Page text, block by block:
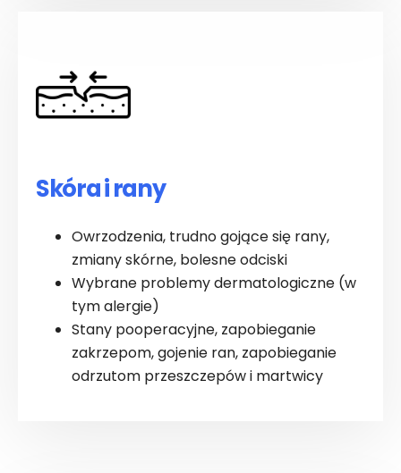
Skóra i rany
Owrzodzenia, trudno gojące się rany,
zmiany skórne, bolesne odciski
Wybrane problemy dermatologiczne (w
tym alergie)
Stany pooperacyjne, zapobieganie
zakrzepom, gojenie ran, zapobieganie
odrzutom przeszczepów i martwicy